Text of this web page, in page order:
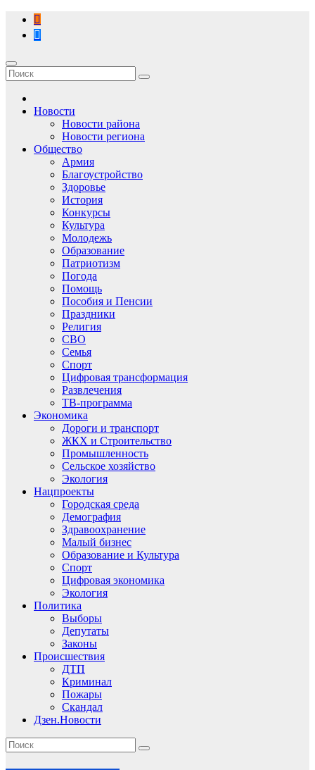
Перейти
содержимому
Новости
Новости района
Новости региона
Общество
Армия
Благоустройство
Здоровье
История
Конкурсы
Культура
Молодежь
Образование
Патриотизм
Погода
Помощь
Пособия и Пенсии
Праздники
Религия
СВО
Семья
Спорт
Цифровая трансформация
Развлечения
ТВ-программа
Экономика
Дороги и транспорт
ЖКХ и Строительство
Промышленность
Сельское хозяйство
Экология
Нацпроекты
Городская среда
Демография
Здравоохранение
Малый бизнес
Образование и Культура
Спорт
Цифровая экономика
Экология
Политика
Выборы
Депутаты
Законы
Происшествия
ДТП
Криминал
Пожары
Скандал
Дзен.Новости